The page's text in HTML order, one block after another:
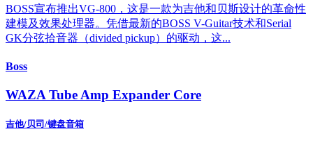
BOSS宣布推出VG-800，这是一款为吉他和贝斯设计的革命性
建模及效果处理器。凭借最新的BOSS V-Guitar技术和Serial
GK分弦拾音器（divided pickup）的驱动，这...
Boss
WAZA Tube Amp Expander Core
吉他/贝司/键盘音箱